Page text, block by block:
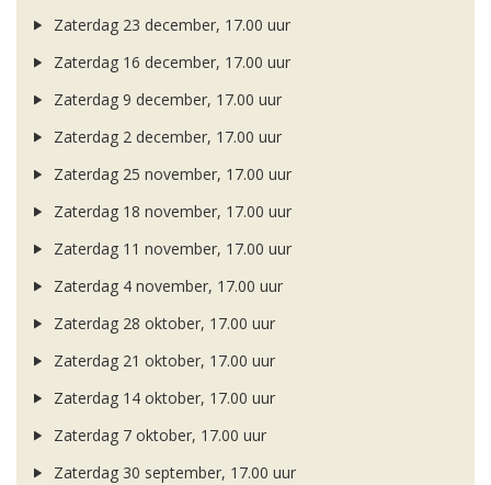
Zaterdag 23 december, 17.00 uur
Zaterdag 16 december, 17.00 uur
Zaterdag 9 december, 17.00 uur
Zaterdag 2 december, 17.00 uur
Zaterdag 25 november, 17.00 uur
Zaterdag 18 november, 17.00 uur
Zaterdag 11 november, 17.00 uur
Zaterdag 4 november, 17.00 uur
Zaterdag 28 oktober, 17.00 uur
Zaterdag 21 oktober, 17.00 uur
Zaterdag 14 oktober, 17.00 uur
Zaterdag 7 oktober, 17.00 uur
Zaterdag 30 september, 17.00 uur